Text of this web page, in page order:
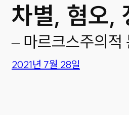
차별, 혐오,
– 마르크스주의적
2021년 7월 28일